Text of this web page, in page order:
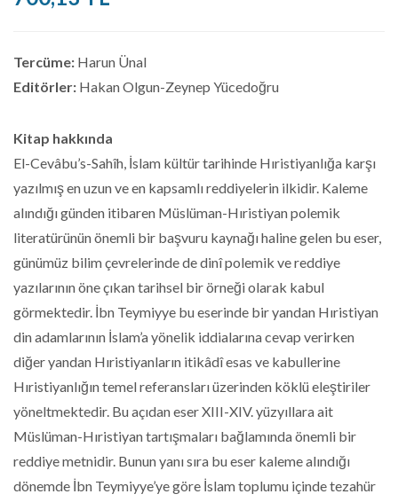
Tercüme: Harun Ünal
Editörler: Hakan Olgun-Zeynep Yücedoğru
Kitap hakkında
El-Cevâbu’s-Sahîh, İslam kültür tarihinde Hıristiyanlığa karşı
yazılmış en uzun ve en kapsamlı reddiyelerin ilkidir. Kaleme
alındığı günden itibaren Müslüman-Hıristiyan polemik
literatürünün önemli bir başvuru kaynağı haline gelen bu eser,
günümüz bilim çevrelerinde de dinî polemik ve reddiye
yazılarının öne çıkan tarihsel bir örneği olarak kabul
görmektedir. İbn Teymiyye bu eserinde bir yandan Hıristiyan
din adamlarının İslam’a yönelik iddialarına cevap verirken
diğer yandan Hıristiyanların itikâdî esas ve kabullerine
Hıristiyanlığın temel referansları üzerinden köklü eleştiriler
yöneltmektedir. Bu açıdan eser XIII-XIV. yüzyıllara ait
Müslüman-Hıristiyan tartışmaları bağlamında önemli bir
reddiye metnidir. Bunun yanı sıra bu eser kaleme alındığı
dönemde İbn Teymiyye’ye göre İslam toplumu içinde tezahür